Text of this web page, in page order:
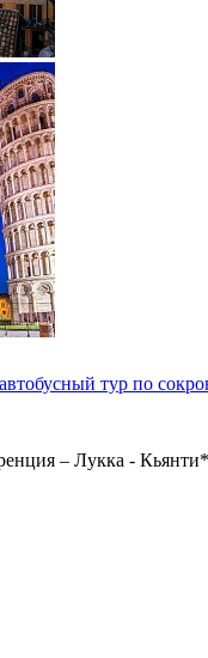
тур по
– Лукка -